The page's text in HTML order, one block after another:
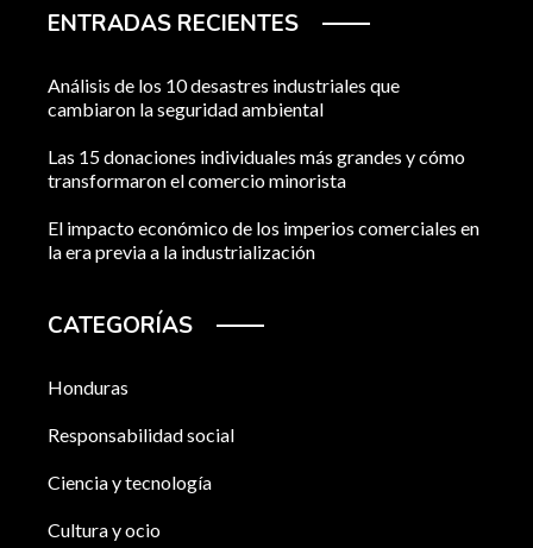
ENTRADAS RECIENTES
Análisis de los 10 desastres industriales que
cambiaron la seguridad ambiental
Las 15 donaciones individuales más grandes y cómo
transformaron el comercio minorista
El impacto económico de los imperios comerciales en
la era previa a la industrialización
CATEGORÍAS
Honduras
Responsabilidad social
Ciencia y tecnología
Cultura y ocio